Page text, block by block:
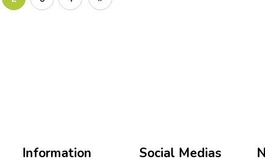
Information Social Medias